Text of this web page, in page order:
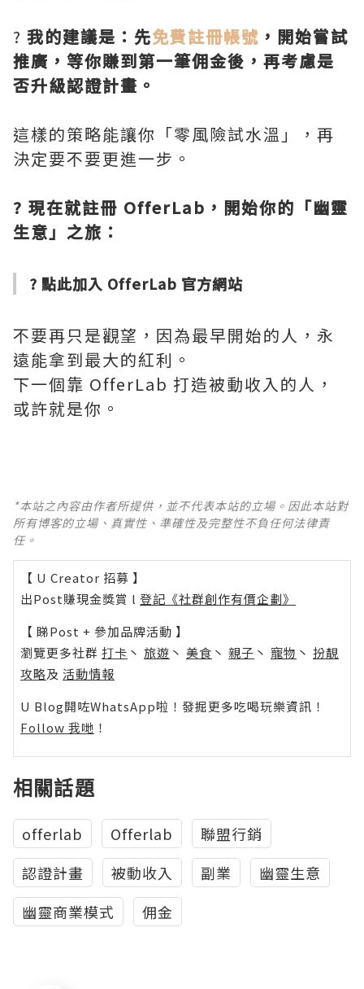
? 我的建議是：先免費註冊帳號 ，開始嘗試
推廣，等你賺到第一筆佣金後，再考慮是
否升級認證計畫。
這樣的策略能讓你「零風險試水溫」，再
決定要不要更進一步。
? 現在就註冊 OfferLab，開始你的「幽靈
生意」之旅：
? 點此加入 OfferLab 官方網站
不要再只是觀望，因為最早開始的人，永
遠能拿到最大的紅利。
下一個靠 OfferLab 打造被動收入的人，
或許就是你。
*本站之內容由作者所提供，並不代表本站的立場。因此本站對
所有博客的立場、真實性、準確性及完整性不負任何法律責
任。
【 U Creator 招募 】
出Post賺現金獎賞 l 登記《社群創作有價企劃》
【 睇Post + 參加品牌活動 】
瀏覽更多社群 打卡 丶 旅遊 丶 美食 丶 親子 丶 寵物 丶 扮靚
攻略及 活動情報
U Blog開咗WhatsApp啦！發掘更多吃喝玩樂資訊！
Follow 我哋 ！
相關話題
offerlab Offerlab
聯盟行銷
認證計畫
被動收入 副業
幽靈生意
幽靈商業模式
佣金